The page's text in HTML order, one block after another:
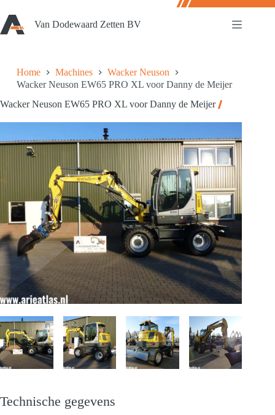
naar
de
inhoud
Van Dodewaard Zetten BV
Home Machines
Wacker Neuson
Wacker Neuson EW65 PRO XL voor Danny de Meijer
Wacker Neuson EW65 PRO XL voor Danny de Meijer
Technische gegevens